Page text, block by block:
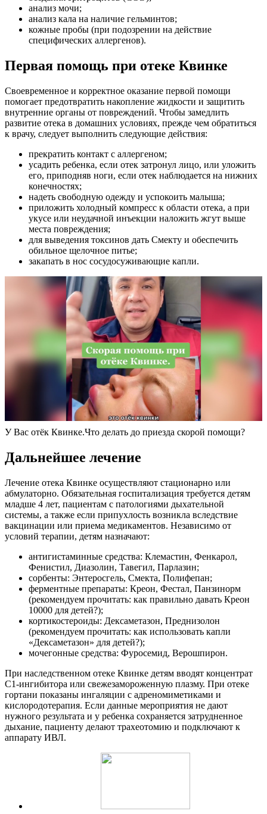
анализ мочи;
анализ кала на наличие гельминтов;
кожные пробы (при подозрении на действие
специфических аллергенов).
Первая помощь при отеке Квинке
Своевременное и корректное оказание первой помощи
помогает предотвратить накопление жидкости и защитить
внутренние органы от повреждений. Чтобы замедлить
развитие отека в домашних условиях, прежде чем обратиться
к врачу, следует выполнить следующие действия:
прекратить контакт с аллергеном;
усадить ребенка, если отек затронул лицо, или уложить
его, приподняв ноги, если отек наблюдается на нижних
конечностях;
надеть свободную одежду и успокоить малыша;
приложить холодный компресс к области отека, а при
укусе или неудачной инъекции наложить жгут выше
места повреждения;
для выведения токсинов дать Смекту и обеспечить
обильное щелочное питье;
закапать в нос сосудосуживающие капли.
У Вас отёк Квинке.Что делать до приезда скорой помощи?
Дальнейшее лечение
Лечение отека Квинке осуществляют стационарно или
абмулаторно. Обязательная госпитализация требуется детям
младше 4 лет, пациентам с патологиями дыхательной
системы, а также если припухлость возникла вследствие
вакцинации или приема медикаментов. Независимо от
условий терапии, детям назначают:
антигистаминные средства: Клемастин, Фенкарол,
Фенистил, Диазолин, Тавегил, Парлазин;
сорбенты: Энтеросгель, Смекта, Полифепан;
ферментные препараты: Креон, Фестал, Панзинорм
(рекомендуем прочитать: как правильно давать Креон
10000 для детей?);
кортикостероиды: Дексаметазон, Преднизолон
(рекомендуем прочитать: как использовать капли
«Дексаметазон» для детей?);
мочегонные средства: Фуросемид, Верошпирон.
При наследственном отеке Квинке детям вводят концентрат
С1-ингибитора или свежезамороженную плазму. При отеке
гортани показаны ингаляции с адреномиметиками и
кислородотерапия. Если данные мероприятия не дают
нужного результата и у ребенка сохраняется затрудненное
дыхание, пациенту делают трахеотомию и подключают к
аппарату ИВЛ.